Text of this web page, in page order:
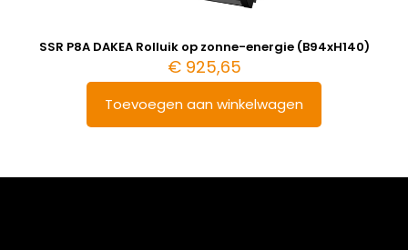
SSR P8A DAKEA Rolluik op zonne-energie (B94xH140)
€925,65
Toevoegen aan winkelwagen